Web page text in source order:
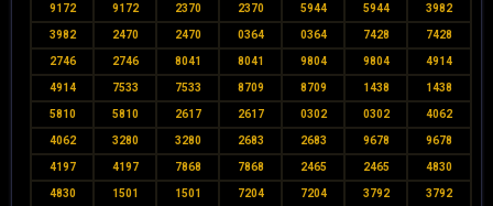
9172 9172 2370 2370 5944 5944 3982
3982 2470 2470 0364 0364 7428 7428
2746 2746 8041 8041 9804 9804 4914
4914 7533 7533 8709 8709 1438 1438
5810 5810 2617 2617 0302 0302 4062
4062 3280 3280 2683 2683 9678 9678
4197 4197 7868 7868 2465 2465 4830
4830 1501 1501 7204 7204 3792 3792